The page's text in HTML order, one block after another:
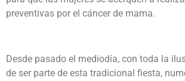
preventivas por el cáncer de mama.
Desde pasado el mediodía, con toda la
de ser parte de esta tradicional fiesta,